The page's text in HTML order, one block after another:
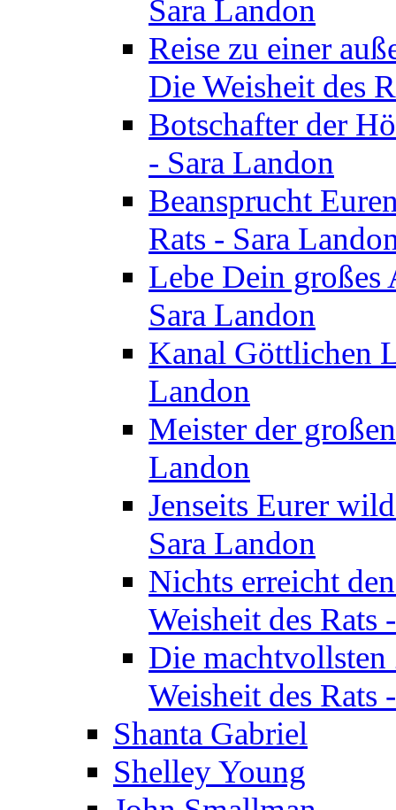
Sara Landon
Reise zu einer
Die Weisheit des
Botschafter der
- Sara Landon
Beansprucht
Rats - Sara
Lebe Dein großes
Sara Landon
Kanal Göttlichen
Landon
Meister der
Landon
Jenseits Eurer
Sara Landon
Nichts erreicht
Weisheit des Rats
Die machtvollsten
Weisheit des Rats
Shanta Gabriel
Shelley Young